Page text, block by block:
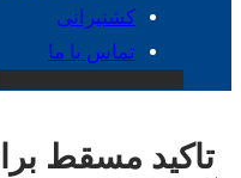
کشتیرانی
تماس با ما
تاکید مسقط